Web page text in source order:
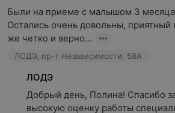
Были на приеме с малышом 3 месяца
Остались очень довольны, приятный
же четко и верно...
ЛОДЭ, пр-т Независимости, 58А
ЛОДЭ
Добрый день, Полина! Спасибо
высокую оценку работы